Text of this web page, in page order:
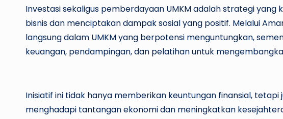
Investasi sekaligus pemberdayaan UMKM adalah strategi
bisnis dan menciptakan dampak sosial yang positif. Melalui
langsung dalam UMKM yang berpotensi menguntungkan,
keuangan, pendampingan, dan pelatihan untuk
Inisiatif ini tidak hanya memberikan keuntungan finansial,
menghadapi tantangan ekonomi dan meningkatkan